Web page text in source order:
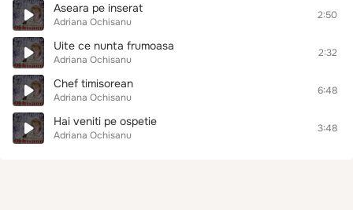
Aseara pe inserat
Adriana Ochisanu
2:50
Uite ce nunta frumoasa
Adriana Ochisanu
2:32
Chef timisorean
Adriana Ochisanu
6:48
Hai veniti pe ospetie
Adriana Ochisanu
3:48